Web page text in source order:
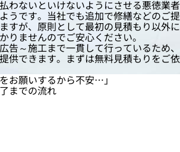
わないといけないようにさせる悪徳業者
うです。当社でも追加で修繕などのご提
すが、原則として最初の見積もり以外に
りませんのでご安心ください。
告～施工まで一貫して行っているため、
供できます。まずは無料見積もりをご依
お願いするから不安…」
までの流れ